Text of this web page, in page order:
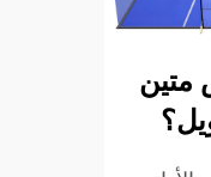
متين